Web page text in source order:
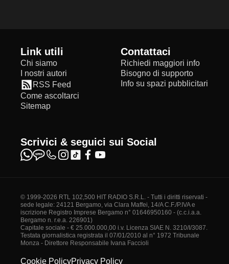
Link utili
Chi siamo
I nostri autori
RSS Feed
Come ascoltarci
Sitemap
Contattaci
Richiedi maggiori info
Bisogno di supporto
Info su spazi pubblicitari
Scrivici & seguici sui Social
© 1999-2026 RTL 102,500 HIT RADIO S.R.L. - Tutti i diritti riservati -
sede legale: 24121 Bergamo, via Clara Maffei, 14/A C.F./P.IVA e
iscrizione Registro Imprese Bergamo n° 01646950160 - (c.c.i.a.a.
Bergamo n. r.e.a. 226901)
Capitale sociale - € 25.000.000,00 i.v. Licenza SIAE N. 3210/I/3087.
Testata giornalistica registrata il 07/01/2010 al n° 1972 Tribunale
Monza - Direttore Responsabile Ivana Faccioli
Cookie PolicyPrivacy Policy